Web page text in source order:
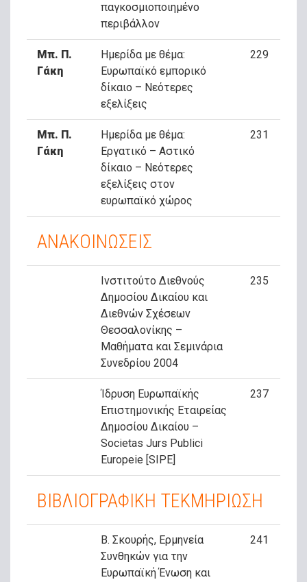
παγκοσμιοποιημένο
περιβάλλον
Μπ. Π.
Γάκη
Ημερίδα με θέμα:
Ευρωπαϊκό εμπορικό
δίκαιο – Νεότερες
εξελίξεις
229
Μπ. Π.
Γάκη
Ημερίδα με θέμα:
Εργατικό – Αστικό
δίκαιο – Νεότερες
εξελίξεις στον
ευρωπαϊκό χώρος
231
ΑΝΑΚΟΙΝΩΣΕΙΣ
Ινστιτούτο Διεθνούς
Δημοσίου Δικαίου και
Διεθνών Σχέσεων
Θεσσαλονίκης –
Μαθήματα και Σεμινάρια
Συνεδρίου 2004
235
Ίδρυση Ευρωπαϊκής
Επιστημονικής Εταιρείας
Δημοσίου Δικαίου –
Societas Jurs Publici
Europeie [SIPE]
237
ΒΙΒΛΙΟΓΡΑΦΙΚΗ ΤΕΚΜΗΡΙΩΣΗ
Β. Σκουρής, Ερμηνεία
Συνθηκών για την
Ευρωπαϊκή Ένωση και
241